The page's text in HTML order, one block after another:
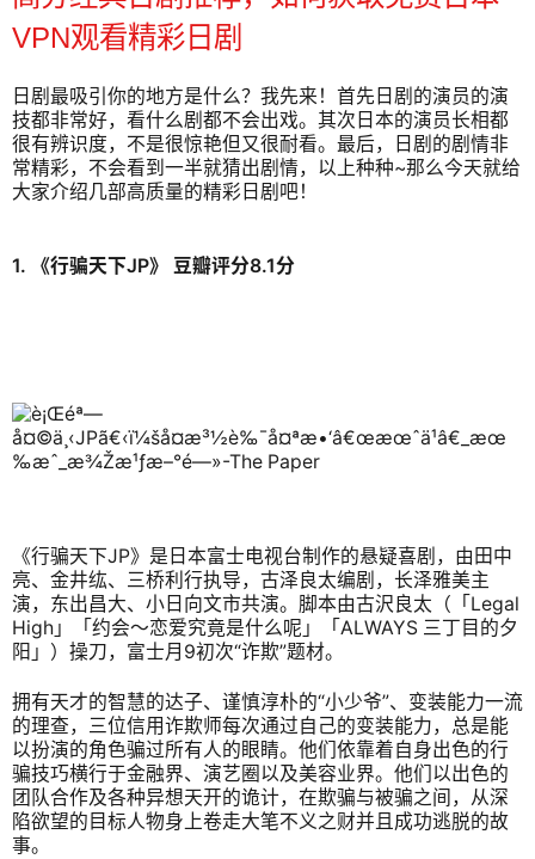
VPN观看精彩日剧
日剧最吸引你的地方是什么？我先来！首先日剧的演员的演
技都非常好，看什么剧都不会出戏。其次日本的演员长相都
很有辨识度，不是很惊艳但又很耐看。最后，日剧的剧情非
常精彩，不会看到一半就猜出剧情，以上种种~那么今天就给
大家介绍几部高质量的精彩日剧吧！
1. 《行骗天下JP》 豆瓣评分8.1分
《行骗天下JP》是日本富士电视台制作的悬疑喜剧，由田中
亮、金井纮、三桥利行执导，古泽良太编剧，长泽雅美主
演，东出昌大、小日向文市共演。脚本由古沢良太（「Legal
High」「约会～恋爱究竟是什么呢」「ALWAYS 三丁目的夕
阳」）操刀，富士月9初次“诈欺”题材。
拥有天才的智慧的达子、谨慎淳朴的“小少爷”、变装能力一流
的理查，三位信用诈欺师每次通过自己的变装能力，总是能
以扮演的角色骗过所有人的眼睛。他们依靠着自身出色的行
骗技巧横行于金融界、演艺圈以及美容业界。他们以出色的
团队合作及各种异想天开的诡计，在欺骗与被骗之间，从深
陷欲望的目标人物身上卷走大笔不义之财并且成功逃脱的故
事。